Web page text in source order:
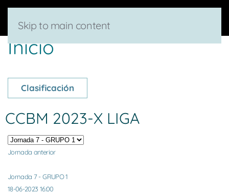
Skip to main content
Inicio
Clasificación
CCBM 2023-X LIGA
Jornada anterior
Jornada 7 - GRUPO 1
18-06-2023 16:00